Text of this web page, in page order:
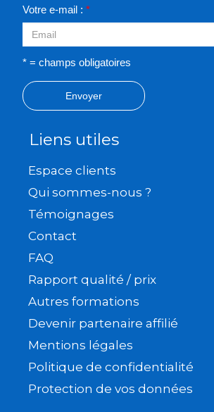
Votre e-mail : *
* = champs obligatoires
Envoyer
Liens utiles
Espace clients
Qui sommes-nous ?
Témoignages
Contact
FAQ
Rapport qualité / prix
Autres formations
Devenir partenaire affilié
Mentions légales
Politique de confidentialité
Protection de vos données